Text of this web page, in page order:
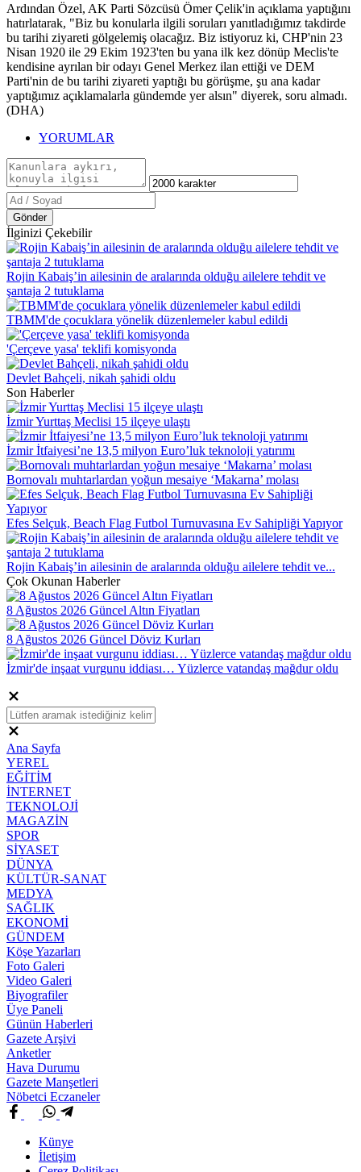
Ardından Özel, AK Parti Sözcüsü Ömer Çelik'in açıklama yaptığını
hatırlatarak, "Biz bu konularla ilgili soruları yanıtladığımız takdirde
bu tarihi ziyareti gölgelemiş olacağız. Biz istiyoruz ki, CHP'nin 23
Nisan 1920 ile 29 Ekim 1923'ten bu yana ilk kez dönüp Meclis'te
kendisine ayrılan bir odayı Genel Merkez ilan ettiği ve DEM
Parti'nin de bu tarihi ziyareti yaptığı bu görüşme, şu ana kadar
yaptığımız açıklamalarla gündemde yer alsın" diyerek, soru almadı.
(DHA)
YORUMLAR
Gönder
İlginizi Çekebilir
Rojin Kabaiş’in ailesinin de aralarında olduğu ailelere tehdit ve
şantaja 2 tutuklama
TBMM'de çocuklara yönelik düzenlemeler kabul edildi
'Çerçeve yasa' teklifi komisyonda
Devlet Bahçeli, nikah şahidi oldu
Son Haberler
İzmir Yurttaş Meclisi 15 ilçeye ulaştı
İzmir İtfaiyesi’ne 13,5 milyon Euro’luk teknoloji yatırımı
Bornovalı muhtarlardan yoğun mesaiye ‘Makarna’ molası
Efes Selçuk, Beach Flag Futbol Turnuvasına Ev Sahipliği Yapıyor
Rojin Kabaiş’in ailesinin de aralarında olduğu ailelere tehdit ve...
Çok Okunan Haberler
8 Ağustos 2026 Güncel Altın Fiyatları
8 Ağustos 2026 Güncel Döviz Kurları
İzmir'de inşaat vurgunu iddiası… Yüzlerce vatandaş mağdur oldu
Ana Sayfa
YEREL
EĞİTİM
İNTERNET
TEKNOLOJİ
MAGAZİN
SPOR
SİYASET
DÜNYA
KÜLTÜR-SANAT
MEDYA
SAĞLIK
EKONOMİ
GÜNDEM
Köşe Yazarları
Foto Galeri
Video Galeri
Biyografiler
Üye Paneli
Günün Haberleri
Gazete Arşivi
Anketler
Hava Durumu
Gazete Manşetleri
Nöbetci Eczaneler
Künye
İletişim